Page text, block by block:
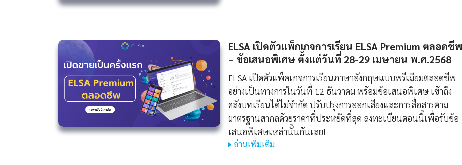
ELSA เปิดตัวแพ็กเกจการเรียน ELSA Premium ตลอดชีพ
– ข้อเสนอพิเศษ ตั้งแต่วันที่ 28-29 เมษายน พ.ศ.2568
ELSA เปิดตัวแพ็คเกจการเรียนภาษาอังกฤษแบบพรีเมียมตลอดชีพ
อย่างเป็นทางการในวันที่ 12 ธันวาคม พร้อมข้อเสนอพิเศษ เข้าถึง
คลังบทเรียนได้ไม่จำกัด ปรับปรุงการออกเสียงและการสื่อสารตาม
มาตรฐานสากลด้วยราคาที่ประหยัดที่สุด ลงทะเบียนตอนนี้เพื่อรับข้อ
เสนอพิเศษเหล่านั้นกันเลย!
อ่านเพิ่มเติม